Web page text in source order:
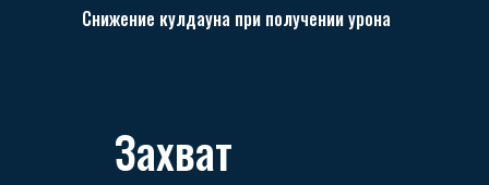
Снижение кулдауна при получении урона
Захват